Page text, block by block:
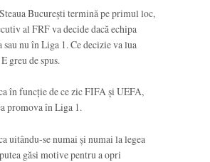
București termină pe primul loc,
al FRF va decide dacă echipa
sau nu în Liga 1. Ce decizie va lua
greu de spus.
în funcție de ce zic FIFA și UEFA,
promova în Liga 1.
uitându-se numai și numai la legea
găsi motive pentru a opri